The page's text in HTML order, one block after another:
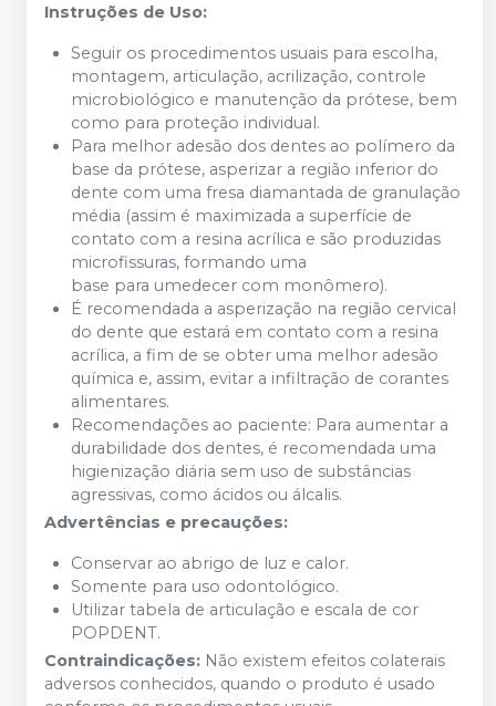
Instruções de Uso:
Seguir os procedimentos usuais para escolha,
montagem, articulação, acrilização, controle
microbiológico e manutenção da prótese, bem
como para proteção individual.
Para melhor adesão dos dentes ao polímero da
base da prótese, asperizar a região inferior do
dente com uma fresa diamantada de granulação
média (assim é maximizada a superfície de
contato com a resina acrílica e são produzidas
microfissuras, formando uma
base para umedecer com monômero).
É recomendada a asperização na região cervical
do dente que estará em contato com a resina
acrílica, a fim de se obter uma melhor adesão
química e, assim, evitar a infiltração de corantes
alimentares.
Recomendações ao paciente: Para aumentar a
durabilidade dos dentes, é recomendada uma
higienização diária sem uso de substâncias
agressivas, como ácidos ou álcalis.
Advertências e precauções:
Conservar ao abrigo de luz e calor.
Somente para uso odontológico.
Utilizar tabela de articulação e escala de cor
POPDENT.
Contraindicações: Não existem efeitos colaterais
adversos conhecidos, quando o produto é usado